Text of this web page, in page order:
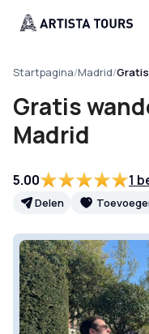
Startpagina/Madrid/
Gratis
Madrid
5.00 1
Delen